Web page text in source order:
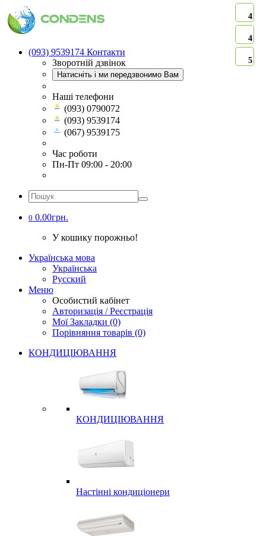
(093) 9539174 Контакти
Зворотній дзвінок
Натисніть і ми передзвонимо Вам
Наші телефони
(093) 0790072
(093) 9539174
(067) 9539175
Час роботи
Пн-Пт 09:00 - 20:00
0 0.00грн.
У кошику порожньо!
Українська мова
Українська
Русский
Меню
Особистий кабінет
Авторизація / Реєстрація
Мої Закладки (0)
Порівняння товарів (0)
КОНДИЦІЮВАННЯ
КОНДИЦІЮВАННЯ
Настінні кондиціонери
4
4
5